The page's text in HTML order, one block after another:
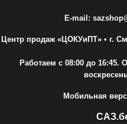
E-mail:
Центр продаж «ЦОКУиПТ»• г.
Работаем с 08:00 до 16:45.
Мобильная